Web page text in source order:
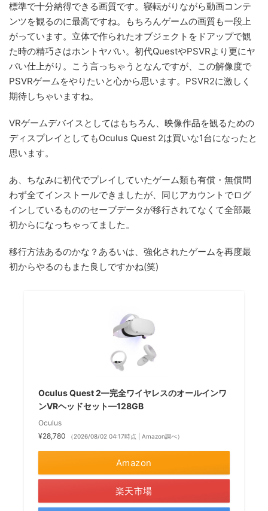
標準で十分納得できる画質です。寝転がりながら動画コンテ
ンツを観るのに最高ですね。もちろんゲームの画質も一段上
がっています。立体で作られたオブジェクトをドアップで観
た時の精巧さはホントヤバい。初代QuestやPSVRより更にヤ
バい仕上がり。こう言っちゃうとなんですが、この解像度で
PSVRゲームをやりたいと心から思います。PSVR2に激しく
期待しちゃいますね。
VRゲームデバイスとしてはもちろん、映像作品を観るための
ディスプレイとしてもOculus Quest 2は買いな1台になったと
思います。
あ、ちなみに初代でプレイしていたゲーム類も有償・無償問
わず全てインストールできましたが、同じアカウントでログ
インしているもののセーブデータが移行されてなくて全部最
初からになっちゃってました。
移行方法あるのかな？あるいは、強化されたゲームを再度最
初からやるのもまた良しですかね(笑)
Oculus Quest 2—完全ワイヤレスのオールインワ
ンVRヘッドセット—128GB
Oculus
¥28,780
（2026/08/02 04:17時点 | Amazon調べ）
Amazon
楽天市場